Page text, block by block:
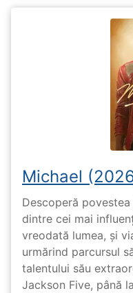
Michael
Descoperă
dintre cei mai
vreodată lumea, și
urmărind parcursul
talentului său
Jackson Five, până